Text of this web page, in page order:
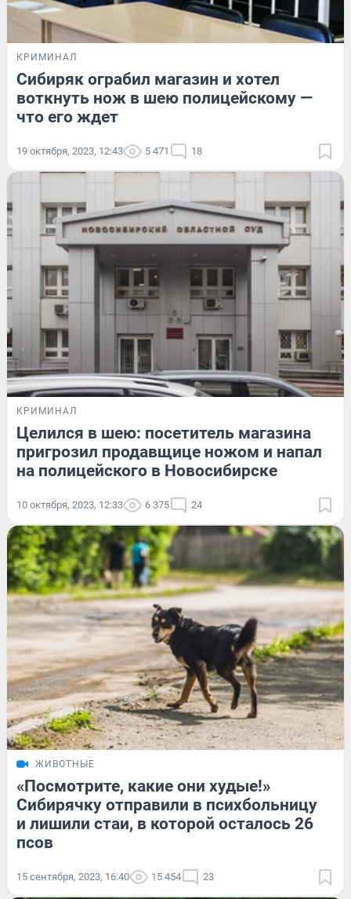
КРИМИНАЛ
Сибиряк ограбил магазин и хотел
воткнуть нож в шею полицейскому —
что его ждет
19 октября, 2023, 12:43 5 471 18
КРИМИНАЛ
Целился в шею: посетитель магазина
пригрозил продавщице ножом и напал
на полицейского в Новосибирске
10 октября, 2023, 12:33 6 375 24
ЖИВОТНЫЕ
«Посмотрите, какие они худые!»
Сибирячку отправили в психбольницу
и лишили стаи, в которой осталось 26
псов
15 сентября, 2023, 16:40 15 454 23